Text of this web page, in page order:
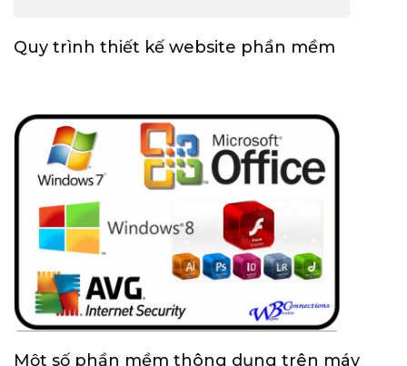
Quy trình thiết kế website phần mềm
Một số phần mềm thông dụng trên máy